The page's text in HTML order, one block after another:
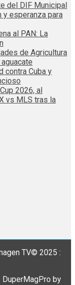
del DIF Municipal
y esperanza para
al PAN: La
de Agricultura
contra Cuba y
2026, al
vs MLS tras la
TV© 2025 :
DuperMagPro by